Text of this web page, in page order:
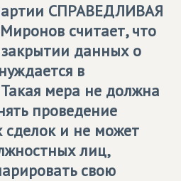
СПРАВЕДЛИВАЯ
считает, что
данных о
в
мера не должна
проведение
и не может
лиц,
свою